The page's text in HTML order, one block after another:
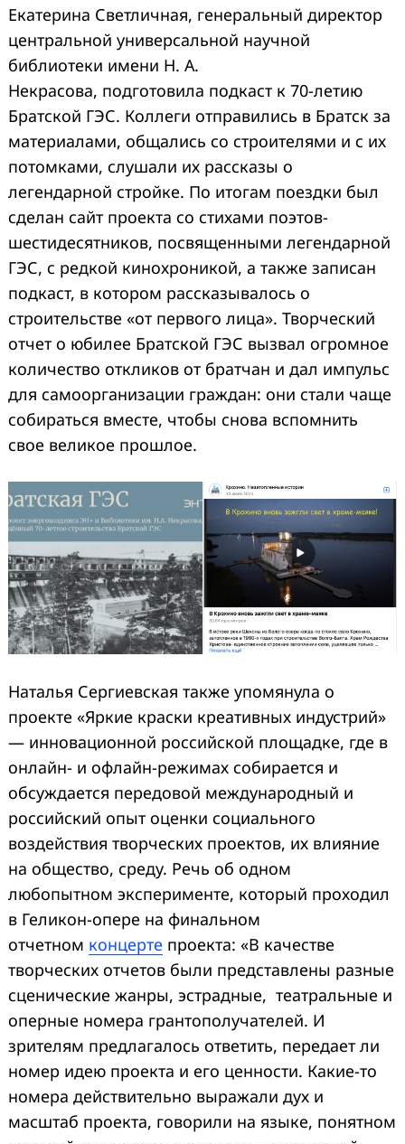
Екатерина Светличная, генеральный директор
центральной универсальной научной
библиотеки имени Н. А.
Некрасова, подготовила подкаст к 70-летию
Братской ГЭС. Коллеги отправились в Братск за
материалами, общались со строителями и с их
потомками, слушали их рассказы о
легендарной стройке. По итогам поездки был
сделан сайт проекта со стихами поэтов-
шестидесятников, посвященными легендарной
ГЭС, с редкой кинохроникой, а также записан
подкаст, в котором рассказывалось о
строительстве «от первого лица». Творческий
отчет о юбилее Братской ГЭС вызвал огромное
количество откликов от братчан и дал импульс
для самоорганизации граждан: они стали чаще
собираться вместе, чтобы снова вспомнить
свое великое прошлое.
Наталья Сергиевская также упомянула о
проекте «Яркие краски креативных индустрий»
— инновационной российской площадке, где в
онлайн- и офлайн-режимах собирается и
обсуждается передовой международный и
российский опыт оценки социального
воздействия творческих проектов, их влияние
на общество, среду. Речь об одном
любопытном эксперименте, который проходил
в Геликон-опере на финальном
отчетном концерте проекта: «В качестве
творческих отчетов были представлены разные
сценические жанры, эстрадные, театральные и
оперные номера грантополучателей. И
зрителям предлагалось ответить, передает ли
номер идею проекта и его ценности. Какие-то
номера действительно выражали дух и
масштаб проекта, говорили на языке, понятном